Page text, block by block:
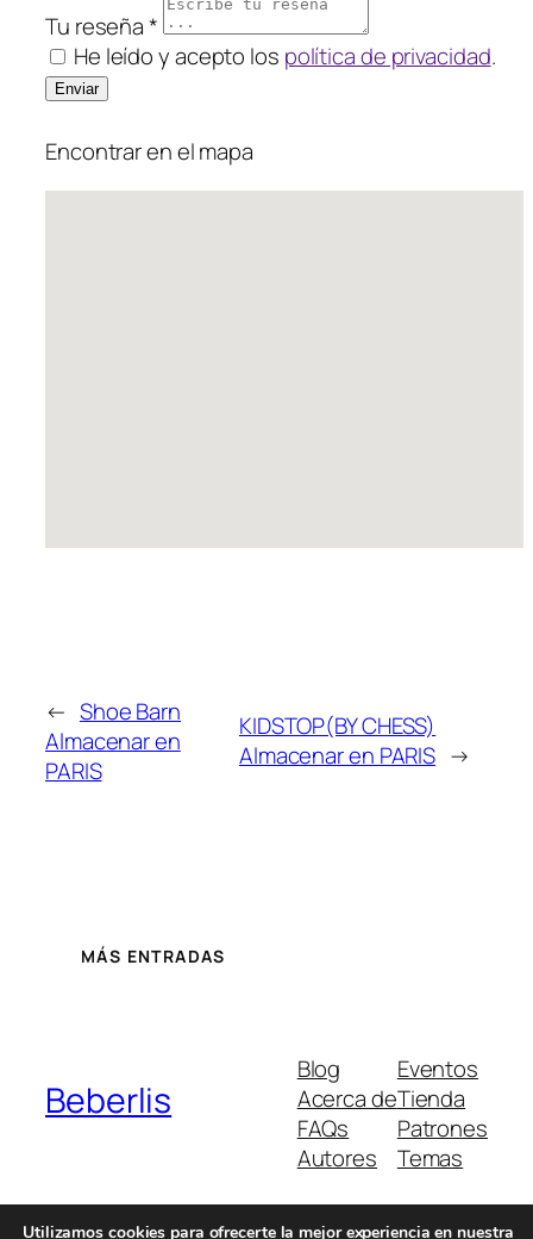
Tu reseña *
He leído y acepto los política de privacidad.
Encontrar en el mapa
← Shoe Barn
Almacenar en
PARIS
KIDSTOP(BY CHESS)
Almacenar en PARIS →
MÁS ENTRADAS
Beberlis
Blog
Acerca de
FAQs
Autores
Eventos
Tienda
Patrones
Temas
Utilizamos cookies para ofrecerte la mejor experiencia en nuestra